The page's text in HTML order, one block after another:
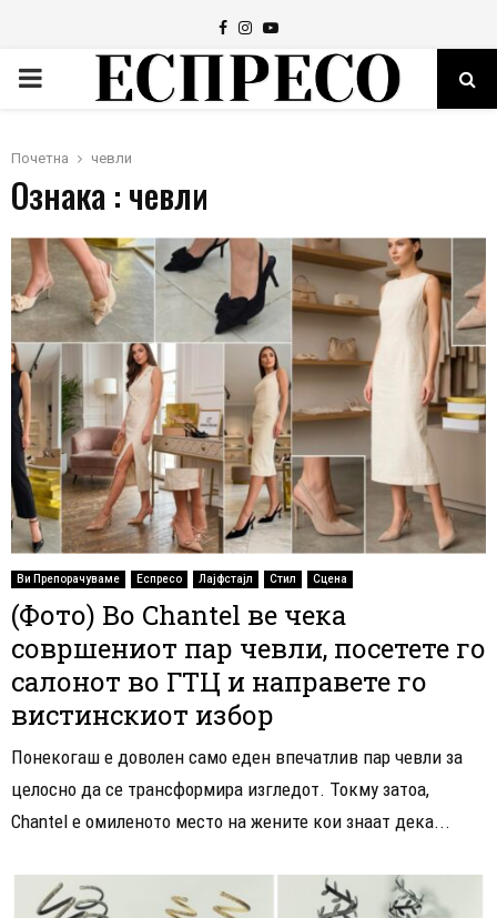
Facebook
Instagram
Youtube
PRIMARY
Почетна чевли
Ознака : чевли
Ви Препорачуваме Еспресо Лајфстајл Стил Сцена
(Фото) Во Chantel ве чека
совршениот пар чевли, посетете го
салонот во ГТЦ и направете го
вистинскиот избор
Понекогаш е доволен само еден впечатлив пар чевли за
целосно да се трансформира изгледот. Токму затоа,
Chantel е омиленото место на жените кои знаат дека...